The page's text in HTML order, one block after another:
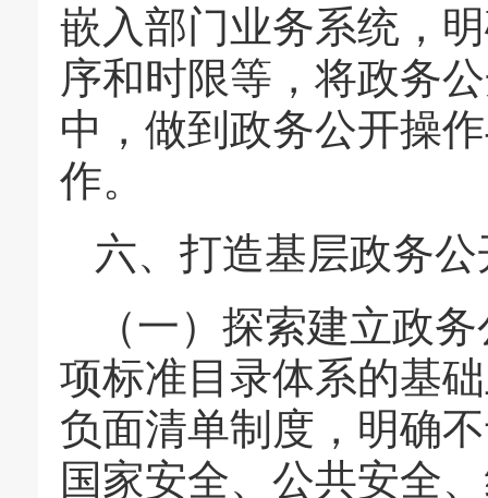
嵌入部门业务系统，
序和时限等，将政务
中，做到政务公开操
作。
六、打造基层政务
（一）探索建立政
项标准目录体系的基
负面清单制度，明确
国家安全、公共安全